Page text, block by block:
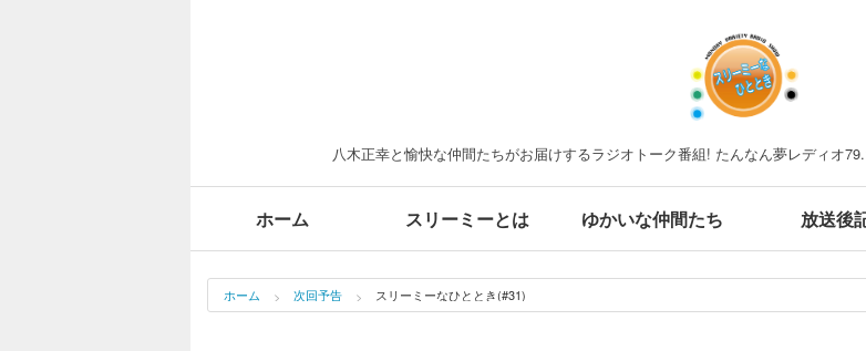
八木正幸と愉快な仲間たちがお届けするラジオトーク番組! たんなん夢レディオ
ホーム スリーミーとは ゆかいな仲間たち 放送後
ホーム 次回予告 スリーミーなひととき(#31)